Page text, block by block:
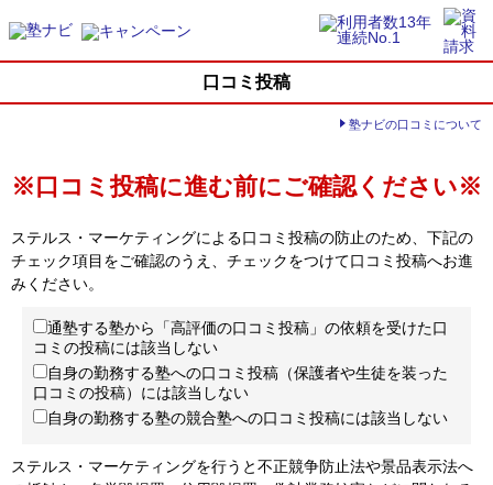
口コミ投稿
塾ナビの口コミについて
※口コミ投稿に進む前にご確認ください※
ステルス・マーケティングによる口コミ投稿の防止のため、下記の
チェック項目をご確認のうえ、チェックをつけて口コミ投稿へお進
みください。
通塾する塾から「高評価の口コミ投稿」の依頼を受けた口
コミの投稿には該当しない
自身の勤務する塾への口コミ投稿（保護者や生徒を装った
口コミの投稿）には該当しない
自身の勤務する塾の競合塾への口コミ投稿には該当しない
ステルス・マーケティングを行うと不正競争防止法や景品表示法へ